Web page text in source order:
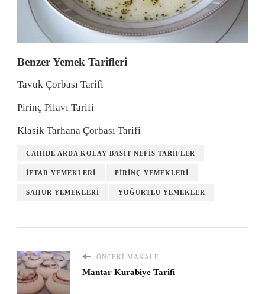
Benzer Yemek Tarifleri
Tavuk Çorbası Tarifi
Pirinç Pilavı Tarifi
Klasik Tarhana Çorbası Tarifi
CAHIDE ARDA KOLAY BASIT NEFIS TARIFLER
İFTAR YEMEKLERI PIRINÇ YEMEKLERI
SAHUR YEMEKLERI YOĞURTLU YEMEKLER
ÖNCEKI MAKALE
Mantar Kurabiye Tarifi